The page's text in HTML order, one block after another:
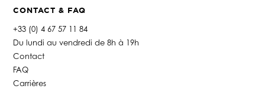
CONTACT & FAQ
+33 (0) 4 67 57 11 84
Du lundi au vendredi de 8h à 19h
Contact
FAQ
Carrières